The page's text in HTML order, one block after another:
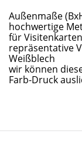
Außenmaße
hochwertige
für
repräsentative
Weißblech
wir können
Farb-Druck